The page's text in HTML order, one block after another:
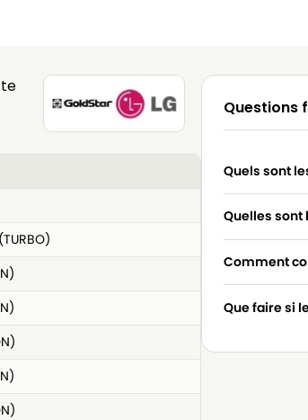
Questions
Quels sont
Quelles sont
Comment
Que faire si